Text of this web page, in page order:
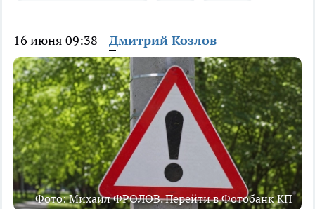
16 июня 09:38 Дмитрий Козлов
Фото: Михаил ФРОЛОВ. Перейти в Фотобанк КП